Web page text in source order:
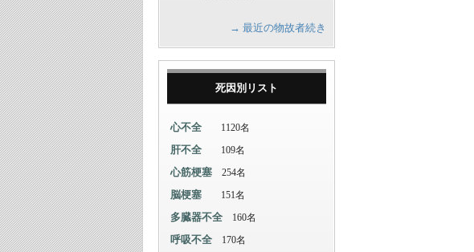
→ 最近の物故者続き
死因別リスト
心不全 1120名
肝不全 109名
心筋梗塞 254名
脳梗塞 151名
多臓器不全 160名
呼吸不全 170名